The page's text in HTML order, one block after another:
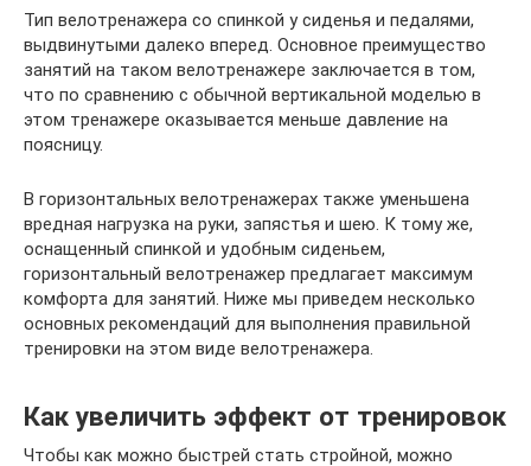
Тип велотренажера со спинкой у сиденья и педалями,
выдвинутыми далеко вперед. Основное преимущество
занятий на таком велотренажере заключается в том,
что по сравнению с обычной вертикальной моделью в
этом тренажере оказывается меньше давление на
поясницу.
В горизонтальных велотренажерах также уменьшена
вредная нагрузка на руки, запястья и шею. К тому же,
оснащенный спинкой и удобным сиденьем,
горизонтальный велотренажер предлагает максимум
комфорта для занятий. Ниже мы приведем несколько
основных рекомендаций для выполнения правильной
тренировки на этом виде велотренажера.
Как увеличить эффект от тренировок
Чтобы как можно быстрей стать стройной, можно